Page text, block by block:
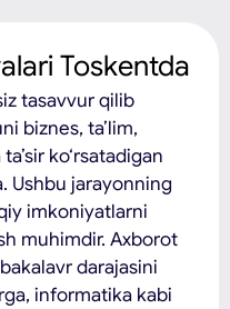
Toskentda
tasavvur qilib
biznes, ta’lim,
ko‘rsatadigan
Ushbu jarayonning
imkoniyatlarni
muhimdir. Axborot
darajasini
informatika kabi